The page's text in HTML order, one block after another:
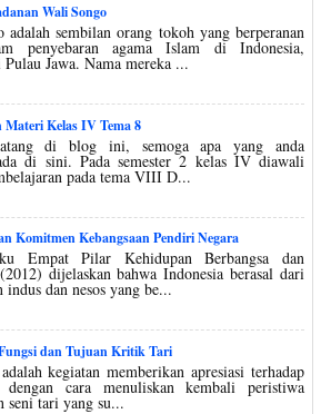
Wali Songo
adalah sembilan orang tokoh yang berperanan
penyebaran agama Islam di Indonesia,
Jawa. Nama mereka ...
Kelas IV Tema 8
di blog ini, semoga apa yang anda
di sini. Pada semester 2 kelas IV diawali
pada tema VIII D...
Komitmen Kebangsaan Pendiri Negara
Empat Pilar Kehidupan Berbangsa dan
dijelaskan bahwa Indonesia berasal dari
indus dan nesos yang be...
dan Tujuan Kritik Tari
kegiatan memberikan apresiasi terhadap
cara menuliskan kembali peristiwa
seni tari yang su...